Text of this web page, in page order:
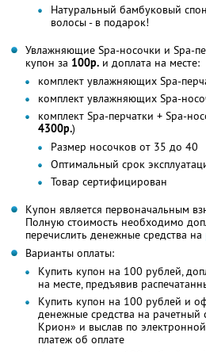
Натуральный бамбуковый
волосы - в подарок!
Увлажняющие Spa-носочки и Spa-
купон за 100р. и доплата на месте:
комплект увлажняющих Spa-
комплект увлажняющих Spa-
комплект Spa-перчатки + Spa-
4300р.)
Размер носочков от 35 до 40
Оптимальный срок
Товар сертифицирован
Купон является первоначальным
Полную стоимость необходимо
перечислить денежные средства на
Варианты оплаты:
Купить купон на 100 рублей,
на месте, предъявив
Купить купон на 100 рублей и
денежные средства на
Крион» и выслав по
платеж об оплате